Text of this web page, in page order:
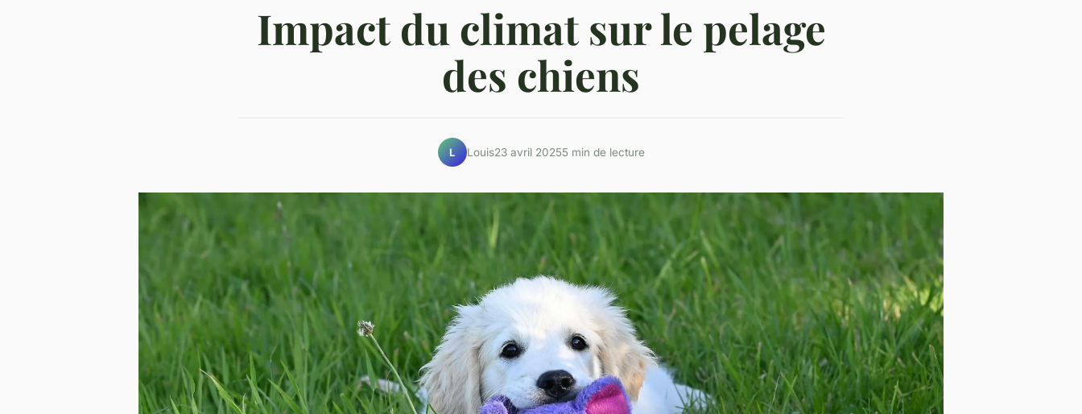
Impact du climat sur le pelage
des chiens
L Louis23 avril 20255 min de lecture